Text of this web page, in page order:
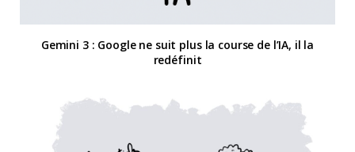
Gemini 3 : Google ne suit plus la course de l’IA, il la
redéfinit